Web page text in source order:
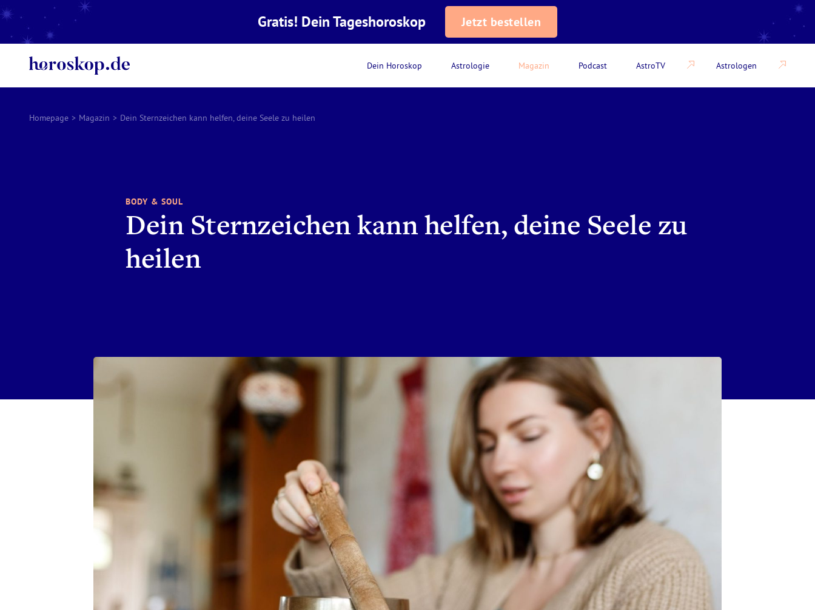
Dein Horoskop Astrologie Magazin Podcast AstroTV Astrologen
Gratis! Dein Tageshoroskop Jetzt bestellen
Homepage > Magazin > Dein Sternzeichen kann helfen, deine Seele zu heilen
BODY & SOUL
Dein Sternzeichen kann helfen, deine Seele zu
heilen